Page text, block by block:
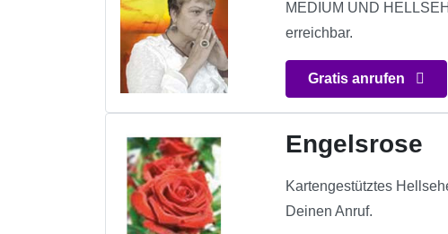
MEDIUM UND
erreichbar.
Gratis anrufen
Engelsrose
Kartengestütztes
Deinen Anruf.